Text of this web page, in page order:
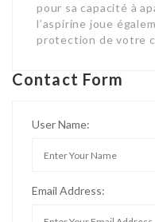
pour sa capacité à
l’aspirine joue
protection de votre
Contact Form
User Name:
Email Address: